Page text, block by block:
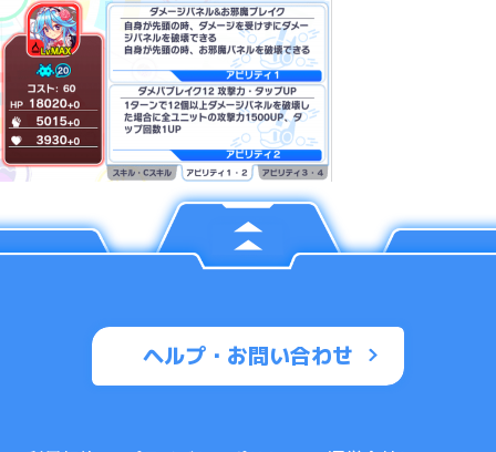
ヘルプ・お問い合わせ